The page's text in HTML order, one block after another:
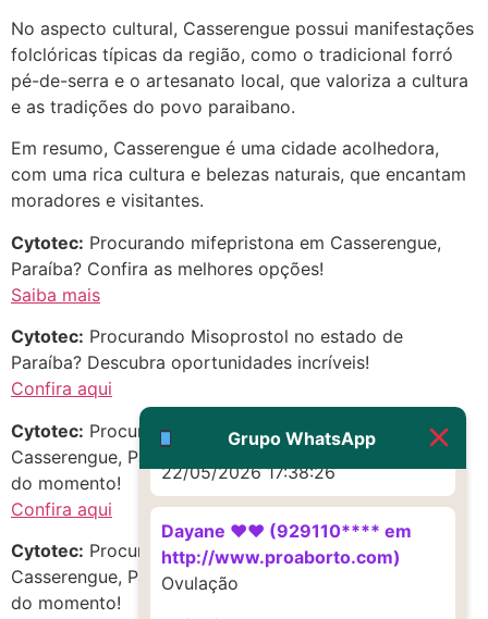
No aspecto cultural, Casserengue possui manifestações
folclóricas típicas da região, como o tradicional forró
pé-de-serra e o artesanato local, que valoriza a cultura
e as tradições do povo paraibano.
Em resumo, Casserengue é uma cidade acolhedora,
com uma rica cultura e belezas naturais, que encantam
moradores e visitantes.
Cytotec: Procurando mifepristona em Casserengue,
Paraíba? Confira as melhores opções!
Saiba mais
Cytotec: Procurando Misoprostol no estado de
Paraíba? Descubra oportunidades incríveis!
Confira aqui
Cytotec: Procurando mifepristona em Serrinha,
Casserengue, Paraíba? Aproveite as melhores opções
do momento!
Confira aqui
Cytotec: Procurando Cytotec em Jaragua,
Casserengue, Paraíba? Aproveite as melhores opções
do momento!
Grupo WhatsApp
(879121**** em
http://www.proaborto.com)
Eu acho, não sei
22/05/2026 17:19:16
(879121**** em
Deve ser um corrimento normal
mesmo
G (1199866**** em
http://www.proaborto.com)
Muito obrigadaaaaa
22/05/2026 17:38:26
Dayane ♥️♥️ (929110**** em
http://www.proaborto.com)
Ovulação